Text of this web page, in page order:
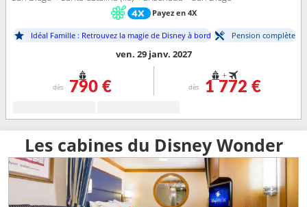
Payez en 4X
Idéal Famille : Retrouvez la magie de Disney à bord Pension complète
ven. 29 janv. 2027
dès 790 €
+
dès 1 772 €
Les cabines du Disney Wonder